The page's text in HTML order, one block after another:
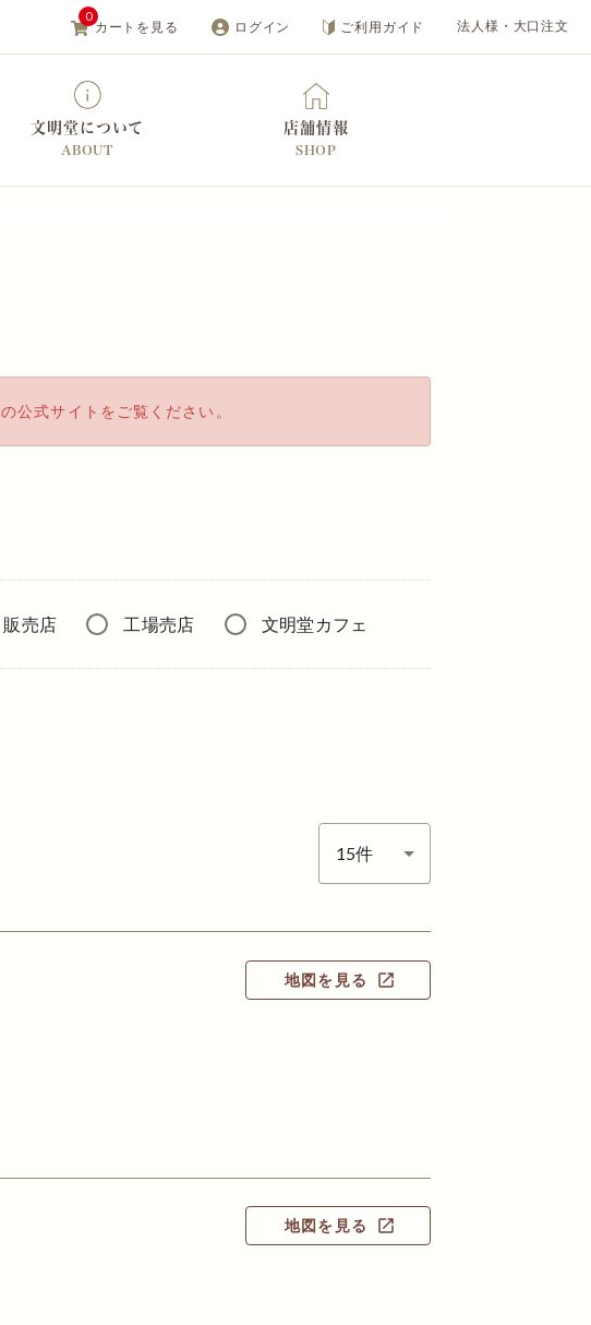
文明堂について
ABOUT
店舗情報
SHOP
カートを見る
0
ログイン ご利用ガイド 法人様・大口注文
公式サイトをご覧ください。
販売店 工場売店 文明堂カフェ
地図を見る open_in_new
地図を見る open_in_new